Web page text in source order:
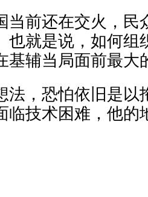
当前还在交火，民
也就是说，如何组
基辅当局面前最大
法，恐怕依旧是以
临技术困难，他的